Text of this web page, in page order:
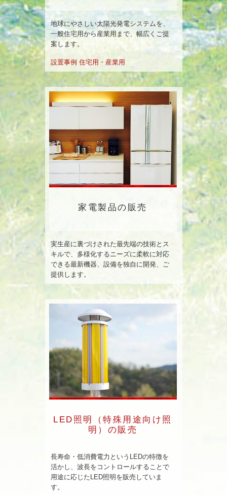
地球にやさしい太陽光発電システムを、
一般住宅用から産業用まで、幅広くご提
案します。
設置事例 住宅用・産業用
家電製品の販売
実生産に裏づけされた最先端の技術とス
キルで、多様化するニーズに柔軟に対応
できる最新機器、設備を独自に開発、ご
提供します。
LED照明（特殊用途向け照
明）の販売
長寿命・低消費電力というLEDの特徴を
活かし、波長をコントロールすることで
用途に応じたLED照明を販売していま
す。